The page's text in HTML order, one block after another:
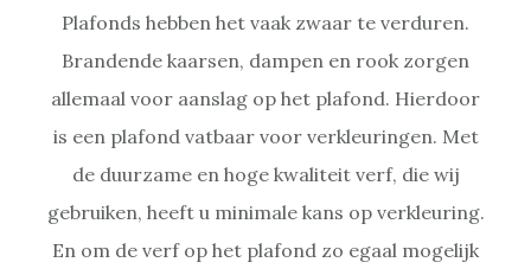
Plafonds hebben het vaak zwaar te verduren.
Brandende kaarsen, dampen en rook zorgen
allemaal voor aanslag op het plafond. Hierdoor
is een plafond vatbaar voor verkleuringen. Met
de duurzame en hoge kwaliteit verf, die wij
gebruiken, heeft u minimale kans op verkleuring.
En om de verf op het plafond zo egaal mogelijk